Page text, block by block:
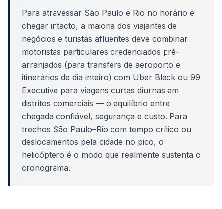
Para atravessar São Paulo e Rio no horário e
chegar intacto, a maioria dos viajantes de
negócios e turistas afluentes deve combinar
motoristas particulares credenciados pré-
arranjados (para transfers de aeroporto e
itinerários de dia inteiro) com Uber Black ou 99
Executive para viagens curtas diurnas em
distritos comerciais — o equilíbrio entre
chegada confiável, segurança e custo. Para
trechos São Paulo–Rio com tempo crítico ou
deslocamentos pela cidade no pico, o
helicóptero é o modo que realmente sustenta o
cronograma.